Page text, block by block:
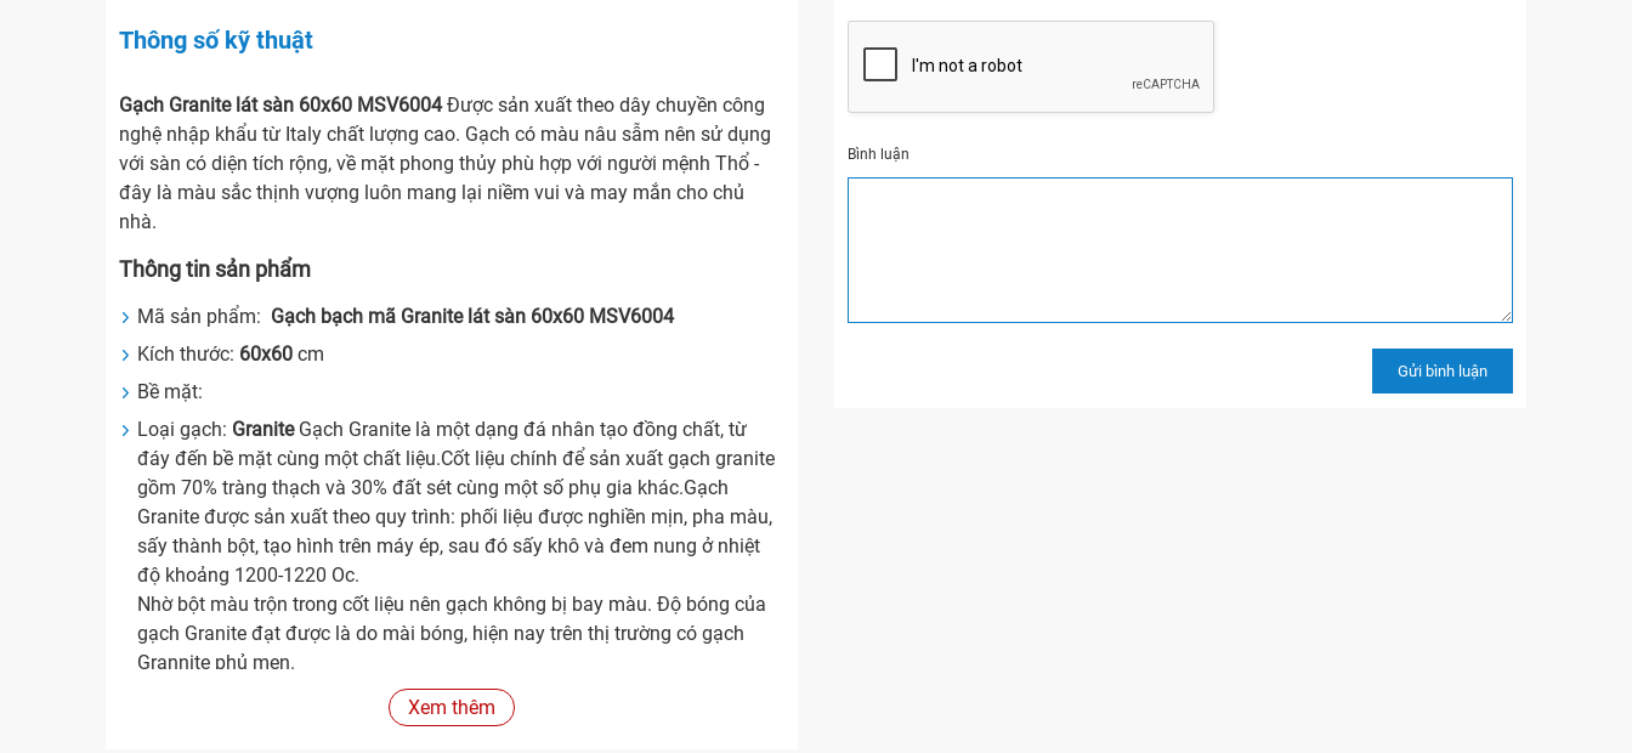
Thông số kỹ thuật
Gạch Granite lát sàn 60x60 MSV6004Được sản xuất theo dây chuyền công
nghệ nhập khẩu từ Italy chất lượng cao. Gạch có màu nâu sẫm nên sử dụng
với sàn có diện tích rộng, về mặt phong thủy phù hợp với người mệnh Thổ -
đây là màu sắc thịnh vượng luôn mang lại niềm vui và may mắn cho chủ
nhà.
Thông tin sản phẩm
Mã sản phẩm: Gạch bạch mã Granite lát sàn 60x60 MSV6004
Kích thước: 60x60 cm
Bề mặt:
Loại gạch: Granite Gạch Granite là một dạng đá nhân tạo đồng chất, từ
đáy đến bề mặt cùng một chất liệu.Cốt liệu chính để sản xuất gạch granite
gồm 70% tràng thạch và 30% đất sét cùng một số phụ gia khác.Gạch
Granite được sản xuất theo quy trình: phối liệu được nghiền mịn, pha màu,
sấy thành bột, tạo hình trên máy ép, sau đó sấy khô và đem nung ở nhiệt
độ khoảng 1200-1220 Oc.
Nhờ bột màu trộn trong cốt liệu nên gạch không bị bay màu. Độ bóng của
gạch Granite đạt được là do mài bóng, hiện nay trên thị trường có gạch
Grannite phủ men.
Gạch được sản xuất đúng quy chuẩn sẽ có độ dày nhất định, độ cứng cao
và độ hút nước rất thấp (nhỏ hơn 0,05%). Do kết cấu nén chặt nên xương
Xem thêm
Bình luận